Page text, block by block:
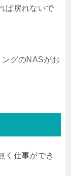
ば戻れないで
グのNASがお
く仕事ができ